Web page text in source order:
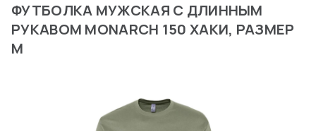
ФУТБОЛКА МУЖСКАЯ С ДЛИННЫМ
РУКАВОМ MONARCH 150 ХАКИ, РАЗМЕР
M